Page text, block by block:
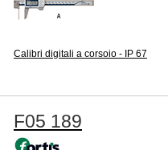
Calibri digitali a corsoio - IP 67
F05 189